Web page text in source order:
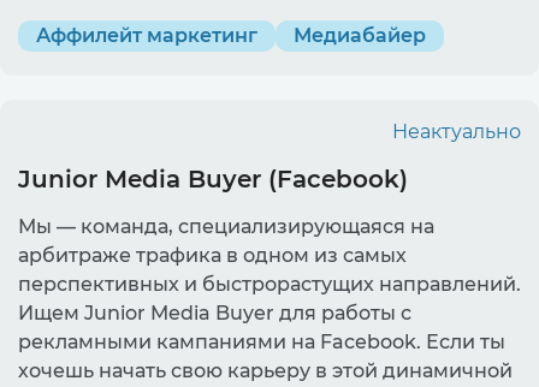
Аффилейт маркетинг Медиабайер
Junior Media Buyer (Facebook)
Неактуально
Мы — команда, специализирующаяся на
арбитраже трафика в одном из самых
перспективных и быстрорастущих направлений.
Ищем Junior Media Buyer для работы с
рекламными кампаниями на Facebook. Если ты
хочешь начать свою карьеру в этой динамичной